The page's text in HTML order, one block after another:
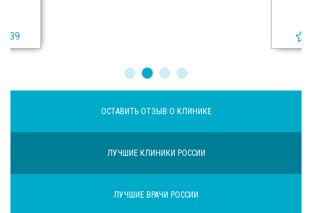
39
ОСТАВИТЬ ОТЗЫВ О КЛИНИКЕ
ЛУЧШИЕ КЛИНИКИ РОССИИ
ЛУЧШИЕ ВРАЧИ РОССИИ